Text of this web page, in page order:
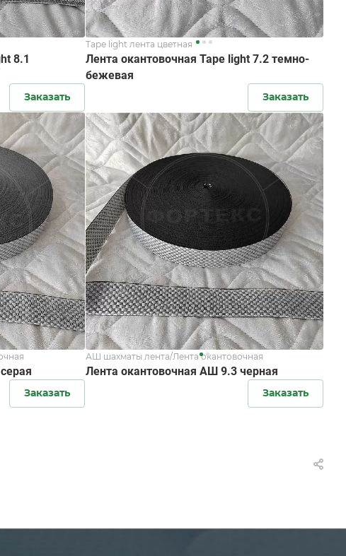
8.1
Заказать
Tape light лента цветная
Лента окантовочная Tape light 7.2 темно-
бежевая
Заказать
Заказать
АШ шахматы лента/Лента окантовочная
Лента окантовочная АШ 9.3 черная
Заказать